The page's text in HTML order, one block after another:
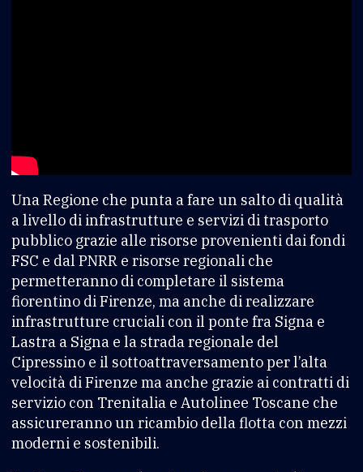
Una Regione che punta a fare un salto di qualità
a livello di infrastrutture e servizi di trasporto
pubblico grazie alle risorse provenienti dai fondi
FSC e dal PNRR e risorse regionali che
permetteranno di completare il sistema
fiorentino di Firenze, ma anche di realizzare
infrastrutture cruciali con il ponte fra Signa e
Lastra a Signa e la strada regionale del
Cipressino e il sottoattraversamento per l’alta
velocità di Firenze ma anche grazie ai contratti di
servizio con Trenitalia e Autolinee Toscane che
assicureranno un ricambio della flotta con mezzi
moderni e sostenibili.